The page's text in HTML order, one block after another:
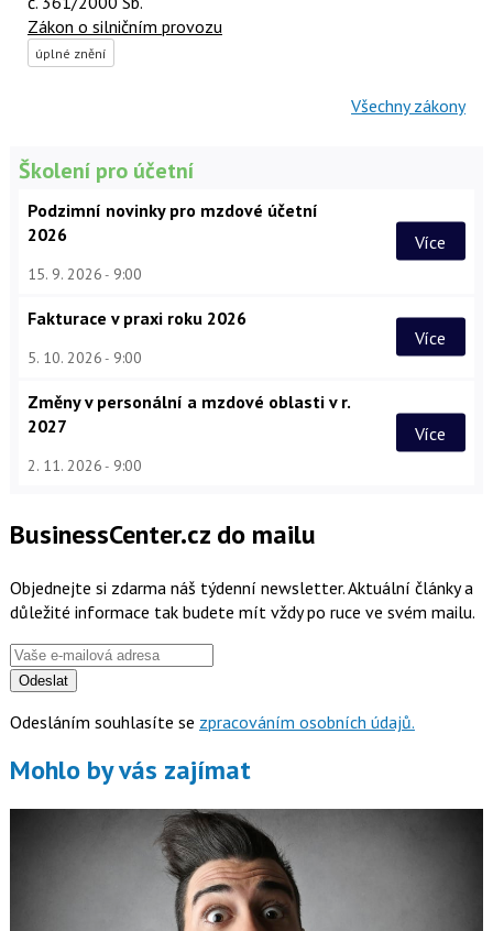
Zákon o silničním provozu
úplné znění
Všechny zákony
Školení pro účetní
Podzimní novinky pro mzdové účetní
2026
15. 9. 2026 9:00
Více
Fakturace v praxi roku 2026
5. 10. 2026 9:00
Více
Změny v personální a mzdové oblasti v r.
2027
2. 11. 2026 9:00
Více
BusinessCenter.cz do mailu
Objednejte si zdarma náš týdenní newsletter. Aktuální články a
důležité informace tak budete mít vždy po ruce ve svém mailu.
Odeslat
Odesláním souhlasíte se zpracováním osobních údajů.
Mohlo by vás zajímat